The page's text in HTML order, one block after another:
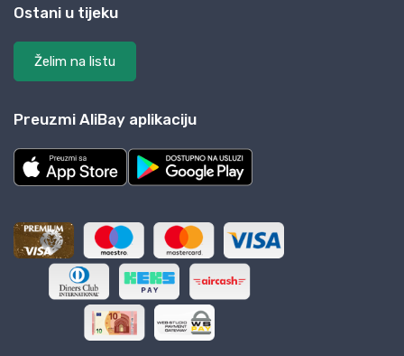
Ostani u tijeku
Želim na listu
Preuzmi AliBay aplikaciju